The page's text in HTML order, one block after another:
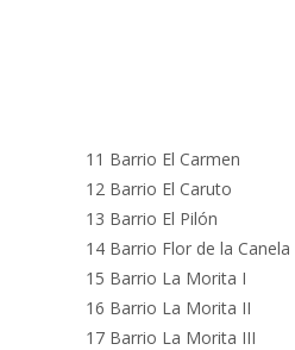
11 Barrio El Carmen
12 Barrio El Caruto
13 Barrio El Pilón
14 Barrio Flor de la Canela
15 Barrio La Morita I
16 Barrio La Morita II
17 Barrio La Morita III